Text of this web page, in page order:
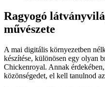
Ragyogó
művészete
A mai digitális környezetben
készítése, különösen egy olyan
Chickenroyal. Annak
közönségedet, el kell tanulnod